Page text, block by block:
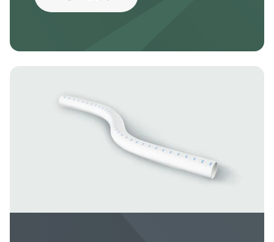
Image